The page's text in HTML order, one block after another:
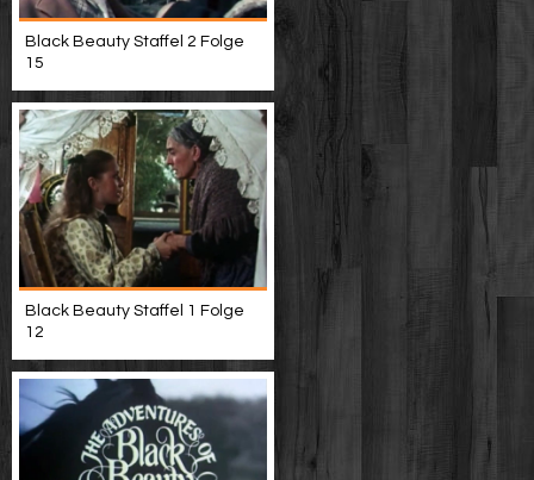
Black Beauty Staffel 2 Folge
15
Black Beauty Staffel 1 Folge
12